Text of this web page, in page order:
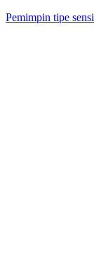
Pemimpin tipe